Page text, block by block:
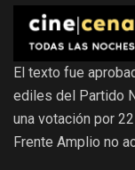
El texto fue
ediles del Partido
una votación por
Frente Amplio no